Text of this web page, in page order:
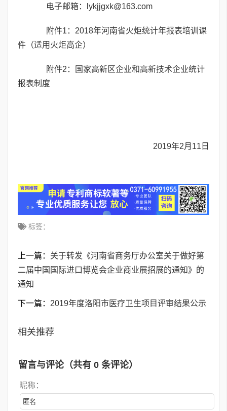
电子邮箱：lykjjgxk@163.com
附件1：2018年河南省火炬统计年报表培训课
件（适用火炬高企）
附件2：国家高新区企业和高新技术企业统计
报表制度
2019年2月11日
标签：
上一篇： 关于转发《河南省商务厅办公室关于做好第
二届中国国际进口博览会企业商业展招展的通知》的
通知
下一篇： 2019年度洛阳市医疗卫生项目评审结果公示
相关推荐
留言与评论（共有 0 条评论）
昵称：